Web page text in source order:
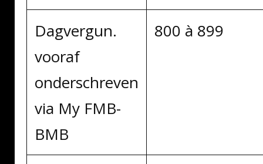
Dagvergun.
vooraf
onderschreven
via My FMB-
BMB
800 à 899